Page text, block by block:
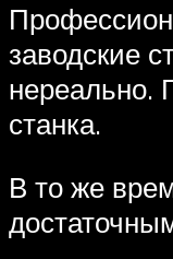
заводские
нереально.
станка.
В то же